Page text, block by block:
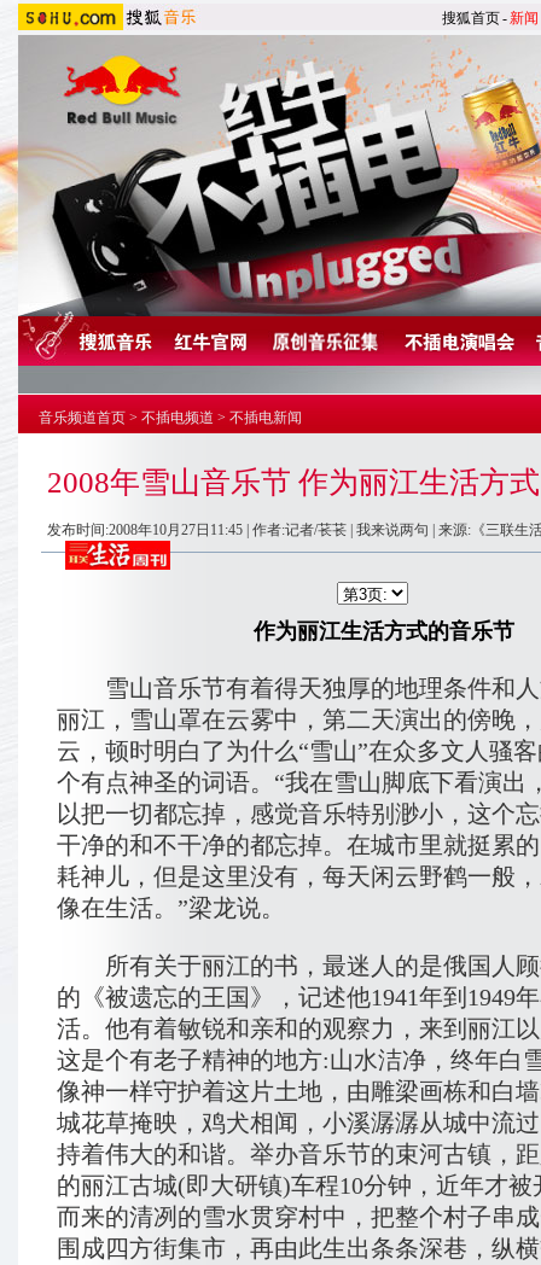
搜狐首页-新闻
音乐频道首页 > 不插电频道 > 不插电新闻
2008年雪山音乐节 作为丽江生活方
发布时间:2008年10月27日11:45 | 作者:记者/苌苌 | 我来说两句 | 来源:《三联生
作为丽江生活方式的音乐节
雪山音乐节有着得天独厚的地理条件和人
丽江，雪山罩在云雾中，第二天演出的傍晚
云，顿时明白了为什么“雪山”在众多文人骚
个有点神圣的词语。“我在雪山脚底下看演出
以把一切都忘掉，感觉音乐特别渺小，这个
干净的和不干净的都忘掉。在城市里就挺累
耗神儿，但是这里没有，每天闲云野鹤一般
像在生活。”梁龙说。
所有关于丽江的书，最迷人的是俄国人顾
的《被遗忘的王国》，记述他1941年到1949
活。他有着敏锐和亲和的观察力，来到丽江
这是个有老子精神的地方:山水洁净，终年白
像神一样守护着这片土地，由雕梁画栋和白
城花草掩映，鸡犬相闻，小溪潺潺从城中流
持着伟大的和谐。举办音乐节的束河古镇，
的丽江古城(即大研镇)车程10分钟，近年才被
而来的清冽的雪水贯穿村中，把整个村子串
围成四方街集市，再由此生出条条深巷，纵